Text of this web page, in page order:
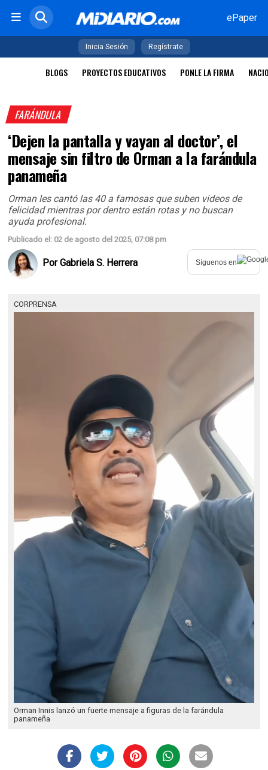
ePaper
Inicia Sesión Regístrate
BLOGS PROYECTOS EDUCATIVOS PONLE LA FIRMA
FARÁNDULA
‘Dejen la pantalla y vayan al doctor’, el
mensaje sin filtro de Orman a la farándula
panameña
Orman les cantó las 40 a famosas que suben videos de
felicidad mientras por dentro están rotas y no buscan
ayuda profesional.
Publicado el: 02 de agosto del 2025, 07:08 pm
PorGabriela S. Herrera Síguenos en
CORPRENSA
Orman Innis lanzó un fuerte mensaje a figuras de la farándula
panameña